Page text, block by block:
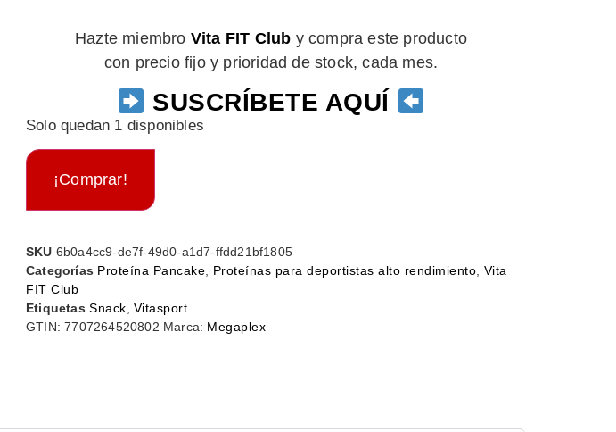
Hazte miembro Vita FIT Club y compra este producto
con precio fijo y prioridad de stock, cada mes.
SUSCRÍBETE AQUÍ
Solo quedan 1 disponibles
¡Comprar!
SKU 6b0a4cc9-de7f-49d0-a1d7-ffdd21bf1805
Categorías Proteína Pancake Proteínas para deportistas alto rendimiento Vita
FIT Club
Etiquetas Snack Vitasport
GTIN:7707264520802 Marca: Megaplex